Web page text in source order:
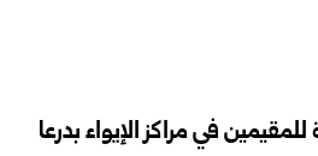
في مراكز الإيواء بدرعا